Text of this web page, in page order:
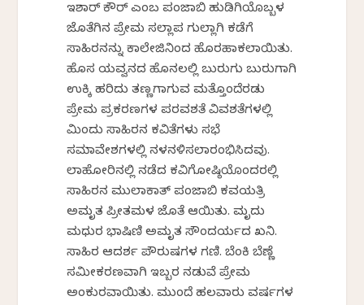
ಇಶಾರ್ ಕೌರ್ ಎಂಬ ಪಂಜಾಬಿ ಹುಡಿಗಿಯೊಬ್ಬಳ
ಜೊತೆಗಿನ ಪ್ರೇಮ ಸಲ್ಲಾಪ ಗುಲ್ಲಾಗಿ ಕಡೆಗೆ
ಸಾಹಿರನನ್ನು ಕಾಲೇಜಿನಿಂದ ಹೊರಹಾಕಲಾಯಿತು.
ಹೊಸ ಯವ್ವನದ ಹೊನಲಲ್ಲಿ ಬುರುಗು ಬುರುಗಾಗಿ
ಉಕ್ಕಿ ಹರಿದು ತಣ್ಣಗಾಗುವ ಮತ್ತೊಂದೆರಡು
ಪ್ರೇಮ ಪ್ರಕರಣಗಳ ಪರವಶತೆ ವಿವಶತೆಗಳಲ್ಲಿ
ಮಿಂದು ಸಾಹಿರನ ಕವಿತೆಗಳು ಸಭೆ
ಸಮಾವೇಶಗಳಲ್ಲಿ ನಳನಳಿಸಲಾರಂಭಿಸಿದವು.
ಲಾಹೋರಿನಲ್ಲಿ ನಡೆದ ಕವಿಗೋಷ್ಠಿಯೊಂದರಲ್ಲಿ
ಸಾಹಿರನ ಮುಲಾಕಾತ್ ಪಂಜಾಬಿ ಕವಯತ್ರಿ
ಅಮೃತ ಪ್ರೀತಮಳ ಜೊತೆ ಆಯಿತು. ಮೃದು
ಮಧುರ ಭಾಷಿಣಿ ಅಮೃತ ಸೌಂದರ್ಯದ ಖನಿ.
ಸಾಹಿರ ಆದರ್ಶ ಪೌರುಷಗಳ ಗಣಿ. ಬೆಂಕಿ ಬೆಣ್ಣೆ
ಸಮೀಕರಣವಾಗಿ ಇಬ್ಬರ ನಡುವೆ ಪ್ರೇಮ
ಅಂಕುರವಾಯಿತು. ಮುಂದೆ ಹಲವಾರು ವರ್ಷಗಳ